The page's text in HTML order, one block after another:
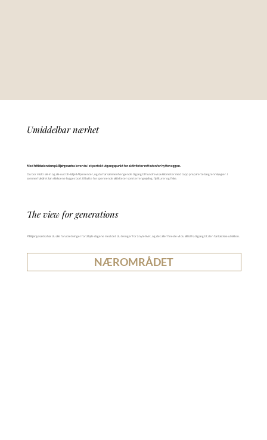
Umiddelbar nærhet
Med fritidseiendom på Bjørgesætra lever du i et perfekt utgangspunkt for aktiviteter rett utenfor hytteveggen.
Du bor midt i ski-in og ski-out til Hafjell Alpinsenter, og du har sammenhengende tilgang til hundrevis av kilometer med topp preparerte langrennsløyper. I
sommerhalvåret kan skiskoene legges bort til bytte for spennende aktiviteter som terrengsykling, fjellturer og fiske.
The view for generations
På Bjørgesætra har du alle forutsetninger for å fylle dagene med det du trenger for å nyte livet, og det aller fineste vil du alltid ha tilgang til; den fantastiske utsikten.
NÆROMRÅDET